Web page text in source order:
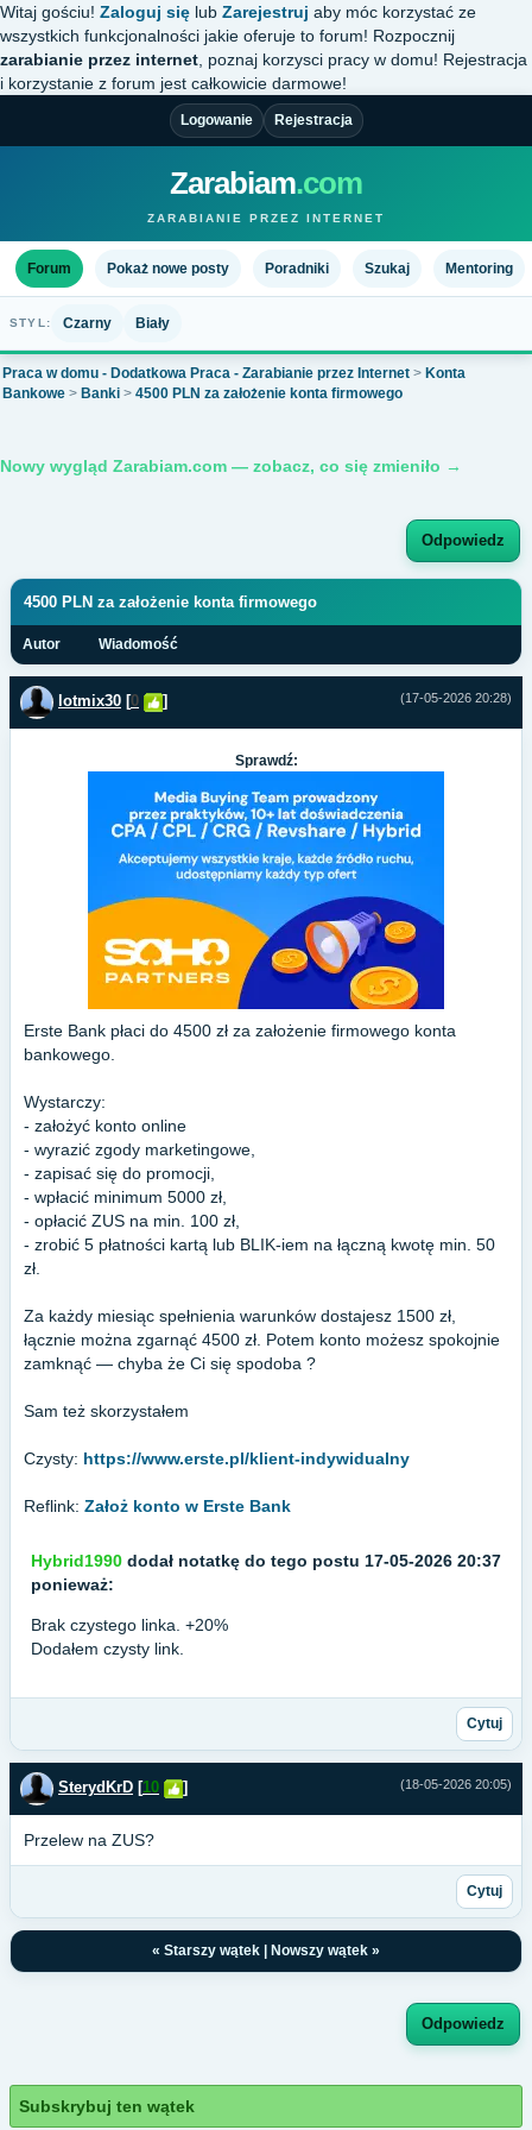
Witaj gościu! Zaloguj się lub Zarejestruj aby móc korzystać ze
wszystkich funkcjonalności jakie oferuje to forum! Rozpocznij
zarabianie przez internet , poznaj korzysci pracy w domu! Rejestracja
i korzystanie z forum jest całkowicie darmowe!
Logowanie Rejestracja
Zarabiam.com
ZARABIANIE PRZEZ INTERNET
Forum Pokaż nowe posty Poradniki Szukaj Mentoring
STYL: Czarny Biały
Praca w domu - Dodatkowa Praca - Zarabianie przez Internet > Konta
Bankowe > Banki > 4500 PLN za założenie konta firmowego
Nowy wygląd Zarabiam.com — zobacz, co się zmieniło →
Odpowiedz
4500 PLN za założenie konta firmowego
Autor Wiadomość
(17-05-2026 20:28)
lotmix30 [0 ]
Sprawdź:
Erste Bank płaci do 4500 zł za założenie firmowego konta
bankowego.
Wystarczy:
- założyć konto online
- wyrazić zgody marketingowe,
- zapisać się do promocji,
- wpłacić minimum 5000 zł,
- opłacić ZUS na min. 100 zł,
- zrobić 5 płatności kartą lub BLIK-iem na łączną kwotę min. 50
zł.
Za każdy miesiąc spełnienia warunków dostajesz 1500 zł,
łącznie można zgarnąć 4500 zł. Potem konto możesz spokojnie
zamknąć — chyba że Ci się spodoba ?
Sam też skorzystałem
Czysty: https://www.erste.pl/klient-indywidualny
Reflink: Założ konto w Erste Bank
Hybrid1990 dodał notatkę do tego postu 17-05-2026 20:37
ponieważ:
Brak czystego linka. +20%
Dodałem czysty link.
Cytuj
(18-05-2026 20:05)
SterydKrD [10 ]
Przelew na ZUS?
Cytuj
« Starszy wątek Nowszy wątek »
Odpowiedz
Subskrybuj ten wątek